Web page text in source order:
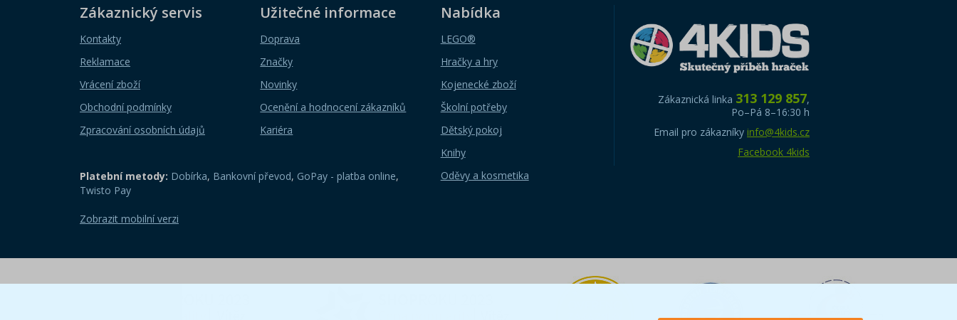
Zákaznický servis
Kontakty
Reklamace
Vrácení zboží
Obchodní podmínky
Zpracování osobních údajů
Užitečné informace
Doprava
Značky
Novinky
Ocenění a hodnocení zákazníků
Kariéra
Nabídka
LEGO®
Hračky a hry
Kojenecké zboží
Školní potřeby
Dětský pokoj
Knihy
Oděvy a kosmetika
Platební metody: Dobírka, Bankovní převod, GoPay - platba online,
Twisto Pay
Zobrazit mobilní verzi
Zákaznická linka 313 129 857,
Po–Pá 8–16:30 h
Email pro zákazníky info@4kids.cz
Facebook 4kids